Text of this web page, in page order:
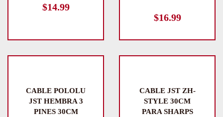
$14.99
$16.99
CABLE POLOLU
JST HEMBRA 3
PINES 30CM
CABLE JST ZH-
STYLE 30CM
PARA SHARPS